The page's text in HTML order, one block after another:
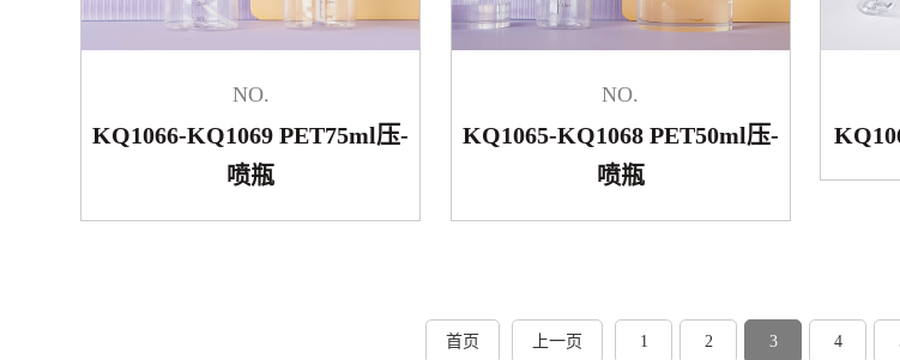
NO.
KQ1066-KQ1069 PET75ml压-
喷瓶
NO.
KQ1065-KQ1068 PET50ml压-
喷瓶
首页 上一页 1 2 3 4